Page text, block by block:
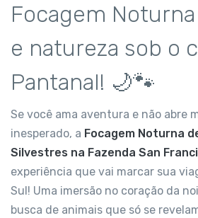
Focagem
e natureza sob o
Pantanal! 🌙🐾
Se você ama aventura e não abre
inesperado, a Focagem Noturna
Silvestres na Fazenda San
experiência que vai marcar sua
Sul! Uma imersão no coração da
busca de animais que só se